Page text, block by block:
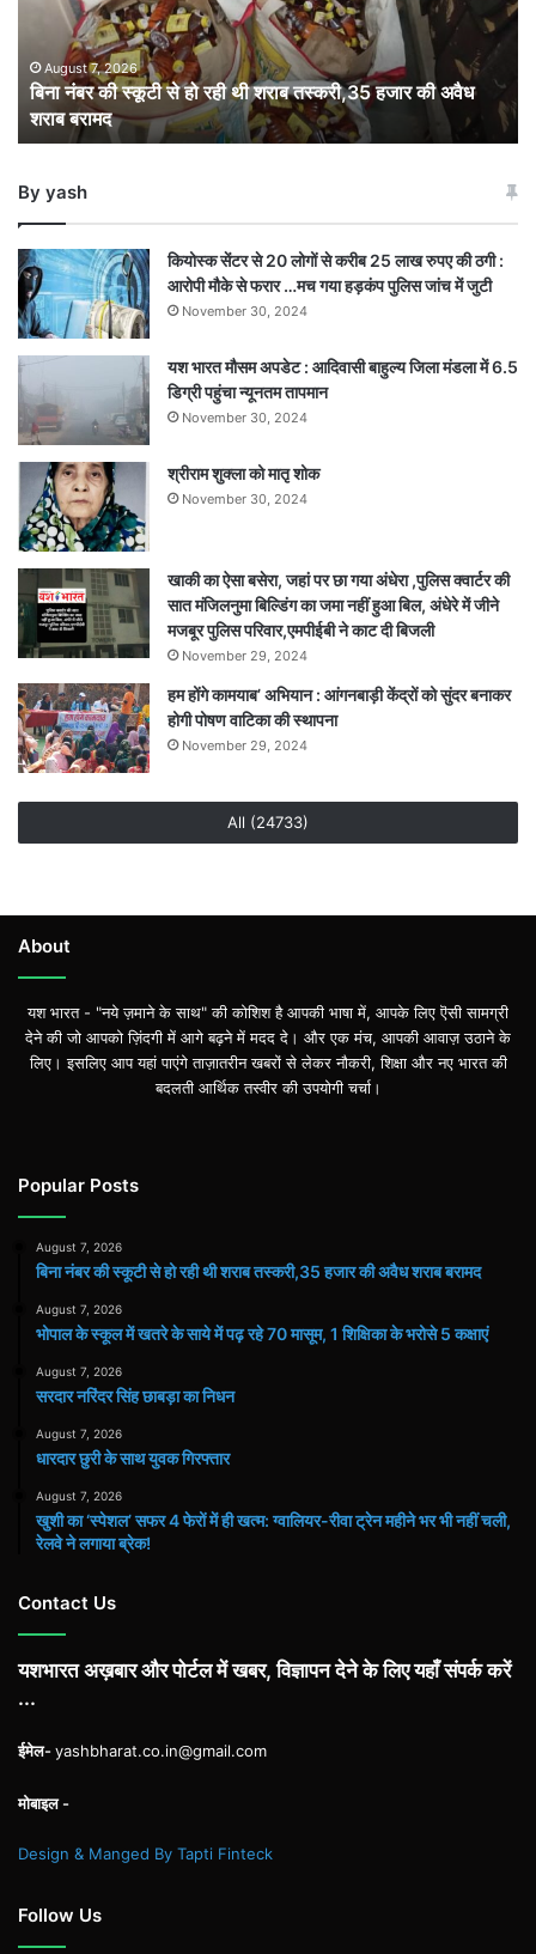
थी
शराब
तस्करी,35
हजार
अवैध
August 7, 2026
बिना नंबर की स्कूटी से हो रही थी शराब तस्करी,35 हजार की अवैध
शराब बरामद
By yash
कियोस्क सेंटर से 20 लोगों से करीब 25 लाख रुपए की ठगी :
आरोपी मौके से फरार …मच गया हड़कंप पुलिस जांच में जुटी
November 30, 2024
यश भारत मौसम अपडेट : आदिवासी बाहुल्य जिला मंडला में 6.5
डिग्री पहुंचा न्यूनतम तापमान
November 30, 2024
श्रीराम शुक्ला को मातृ शोक
November 30, 2024
खाकी का ऐसा बसेरा, जहां पर छा गया अंधेरा ,पुलिस क्वार्टर की
सात मंजिलनुमा बिल्डिंग का जमा नहीं हुआ बिल, अंधेरे में जीने
मजबूर पुलिस परिवार,एमपीईबी ने काट दी बिजली
November 29, 2024
हम होंगे कामयाब’ अभियान : आंगनबाड़ी केंद्रों को सुंदर बनाकर
होगी पोषण वाटिका की स्थापना
November 29, 2024
All (24733)
About
यश भारत - "नये ज़माने के साथ" की कोशिश है आपकी भाषा में, आपके लिए ऎसी सामग्री
देने की जो आपको ज़िंदगी में आगे बढ़ने में मदद दे। और एक मंच, आपकी आवाज़ उठाने के
लिए। इसलिए आप यहां पाएंगे ताज़ातरीन खबरों से लेकर नौकरी, शिक्षा और नए भारत की
बदलती आर्थिक तस्वीर की उपयोगी चर्चा।
Popular Posts
August 7, 2026
बिना नंबर की स्कूटी से हो रही थी शराब तस्करी,35 हजार की अवैध शराब बरामद
August 7, 2026
भोपाल के स्कूल में खतरे के साये में पढ़ रहे 70 मासूम, 1 शिक्षिका के भरोसे 5 कक्षाएं
August 7, 2026
सरदार नरिंदर सिंह छाबड़ा का निधन
August 7, 2026
धारदार छुरी के साथ युवक गिरफ्तार
August 7, 2026
खुशी का ‘स्पेशल’ सफर 4 फेरों में ही खत्म: ग्वालियर-रीवा ट्रेन महीने भर भी नहीं चली,
रेलवे ने लगाया ब्रेक!
Contact Us
यशभारत अख़बार और पोर्टल में खबर, विज्ञापन देने के लिए यहाँ संपर्क करें
...
ईमेल-yashbharat.co.in@gmail.com
मोबाइल -
Design & Manged By Tapti Finteck
Follow Us